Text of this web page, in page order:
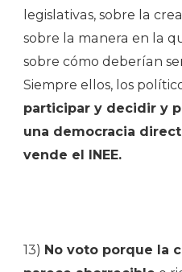
legislativas, sobre la
sobre la manera en la
sobre cómo deberían
Siempre ellos, los
participar y decidir y
una democracia
vende el INEE.
13) No voto porque la